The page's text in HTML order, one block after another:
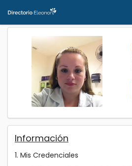
Información
1. Mis Credenciales